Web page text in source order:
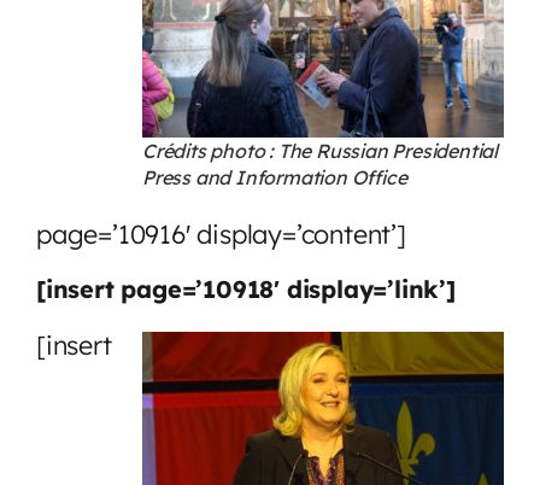
Crédits photo : The Russian Presidential
Press and Information Office
page=’10916′ display=’content’]
[insert page=’10918′ display=’link’]
[insert